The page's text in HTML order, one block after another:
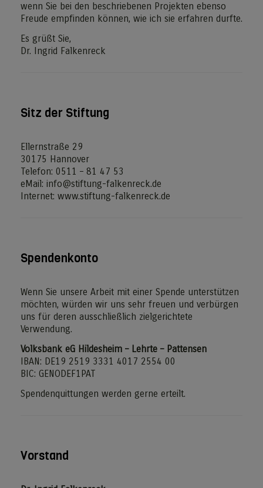
wenn Sie bei den beschriebenen Projekten ebenso
Freude empfinden können, wie ich sie erfahren durfte.
Es grüßt Sie,
Dr. Ingrid Falkenreck
Sitz der Stiftung
Ellernstraße 29
30175 Hannover
Telefon: 0511 – 81 47 53
eMail: info@stiftung-falkenreck.de
Internet: www.stiftung-falkenreck.de
Spendenkonto
Wenn Sie unsere Arbeit mit einer Spende unterstützen
möchten, würden wir uns sehr freuen und verbürgen
uns für deren ausschließlich zielgerichtete
Verwendung.
Volksbank eG Hildesheim – Lehrte – Pattensen
IBAN: DE19 2519 3331 4017 2554 00
BIC: GENODEF1PAT
Spendenquittungen werden gerne erteilt.
Vorstand